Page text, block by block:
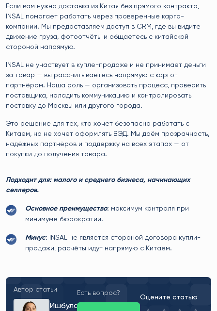
Если вам нужна доставка из Китая без прямого контракта,
INSAL помогает работать через проверенные карго-
компании. Мы предоставляем доступ в CRM, где вы видите
движение груза, фотоотчёты и общаетесь с китайской
стороной напрямую.
INSAL не участвует в купле-продаже и не принимает деньги
за товар — вы рассчитываетесь напрямую с карго-
партнёром. Наша роль — организовать процесс, проверить
поставщика, наладить коммуникацию и контролировать
поставку до Москвы или другого города.
Это решение для тех, кто хочет безопасно работать с
Китаем, но не хочет оформлять ВЭД. Мы даём прозрачность,
надёжных партнёров и поддержку на всех этапах — от
покупки до получения товара.
Подходит для: малого и среднего бизнеса, начинающих
селлеров.
Основное преимущество: максимум контроля при
минимуме бюрократии.
Минус: INSAL не является стороной договора купли-
продажи, расчёты идут напрямую с Китаем.
Автор статьи
Ишбулатова
Есть вопрос?
Оцените статью